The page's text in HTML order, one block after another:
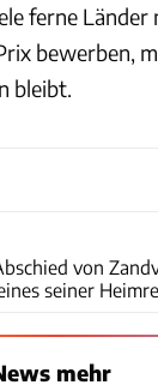
ferne
bewerben,
bleibt.
von
seiner
mehr